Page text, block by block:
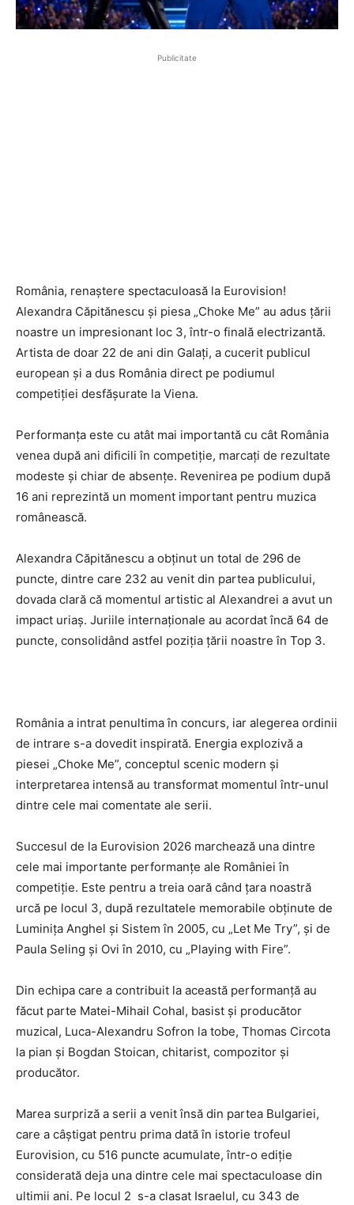
Publicitate
România, renaștere spectaculoasă la Eurovision!
Alexandra Căpitănescu și piesa „Choke Me” au adus țării
noastre un impresionant loc 3, într-o finală electrizantă.
Artista de doar 22 de ani din Galați, a cucerit publicul
european și a dus România direct pe podiumul
competiției desfășurate la Viena.
Performanța este cu atât mai importantă cu cât România
venea după ani dificili în competiție, marcați de rezultate
modeste și chiar de absențe. Revenirea pe podium după
16 ani reprezintă un moment important pentru muzica
românească.
Alexandra Căpitănescu a obținut un total de 296 de
puncte, dintre care 232 au venit din partea publicului,
dovada clară că momentul artistic al Alexandrei a avut un
impact uriaș. Juriile internaționale au acordat încă 64 de
puncte, consolidând astfel poziția țării noastre în Top 3.
România a intrat penultima în concurs, iar alegerea ordinii
de intrare s-a dovedit inspirată. Energia explozivă a
piesei „Choke Me”, conceptul scenic modern și
interpretarea intensă au transformat momentul într-unul
dintre cele mai comentate ale serii.
Succesul de la Eurovision 2026 marchează una dintre
cele mai importante performanțe ale României în
competiție. Este pentru a treia oară când țara noastră
urcă pe locul 3, după rezultatele memorabile obținute de
Luminița Anghel și Sistem în 2005, cu „Let Me Try”, și de
Paula Seling și Ovi în 2010, cu „Playing with Fire”.
Din echipa care a contribuit la această performanță au
făcut parte Matei-Mihail Cohal, basist și producător
muzical, Luca-Alexandru Sofron la tobe, Thomas Circota
la pian și Bogdan Stoican, chitarist, compozitor și
producător.
Marea surpriză a serii a venit însă din partea Bulgariei,
care a câștigat pentru prima dată în istorie trofeul
Eurovision, cu 516 puncte acumulate, într-o ediție
considerată deja una dintre cele mai spectaculoase din
ultimii ani. Pe locul 2 s-a clasat Israelul, cu 343 de